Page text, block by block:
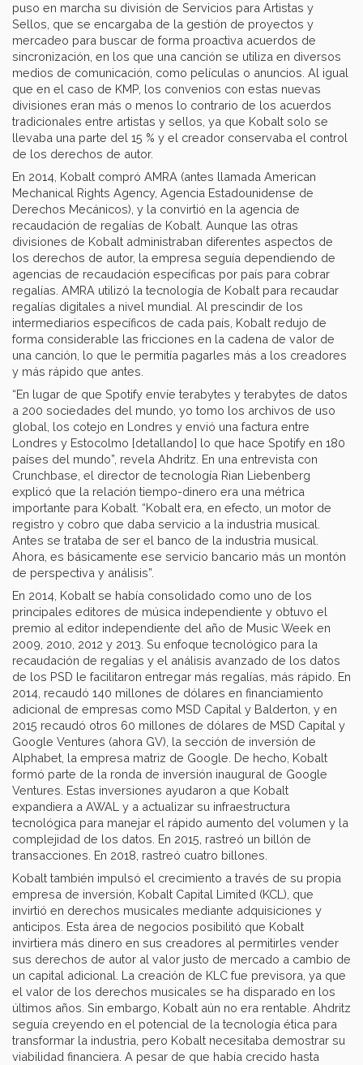
puso en marcha su división de Servicios para Artistas y
Sellos, que se encargaba de la gestión de proyectos y
mercadeo para buscar de forma proactiva acuerdos de
sincronización, en los que una canción se utiliza en diversos
medios de comunicación, como películas o anuncios. Al igual
que en el caso de KMP, los convenios con estas nuevas
divisiones eran más o menos lo contrario de los acuerdos
tradicionales entre artistas y sellos, ya que Kobalt solo se
llevaba una parte del 15 % y el creador conservaba el control
de los derechos de autor.
En 2014, Kobalt compró AMRA (antes llamada American
Mechanical Rights Agency, Agencia Estadounidense de
Derechos Mecánicos), y la convirtió en la agencia de
recaudación de regalías de Kobalt. Aunque las otras
divisiones de Kobalt administraban diferentes aspectos de
los derechos de autor, la empresa seguía dependiendo de
agencias de recaudación específicas por país para cobrar
regalías. AMRA utilizó la tecnología de Kobalt para recaudar
regalías digitales a nivel mundial. Al prescindir de los
intermediarios específicos de cada país, Kobalt redujo de
forma considerable las fricciones en la cadena de valor de
una canción, lo que le permitía pagarles más a los creadores
y más rápido que antes.
“En lugar de que Spotify envíe terabytes y terabytes de datos
a 200 sociedades del mundo, yo tomo los archivos de uso
global, los cotejo en Londres y envió una factura entre
Londres y Estocolmo [detallando] lo que hace Spotify en 180
países del mundo”, revela Ahdritz. En una entrevista con
Crunchbase, el director de tecnología Rian Liebenberg
explicó que la relación tiempo-dinero era una métrica
importante para Kobalt. “Kobalt era, en efecto, un motor de
registro y cobro que daba servicio a la industria musical.
Antes se trataba de ser el banco de la industria musical.
Ahora, es básicamente ese servicio bancario más un montón
de perspectiva y análisis”.
En 2014, Kobalt se había consolidado como uno de los
principales editores de música independiente y obtuvo el
premio al editor independiente del año de Music Week en
2009, 2010, 2012 y 2013. Su enfoque tecnológico para la
recaudación de regalías y el análisis avanzado de los datos
de los PSD le facilitaron entregar más regalías, más rápido. En
2014, recaudó 140 millones de dólares en financiamiento
adicional de empresas como MSD Capital y Balderton, y en
2015 recaudó otros 60 millones de dólares de MSD Capital y
Google Ventures (ahora GV), la sección de inversión de
Alphabet, la empresa matriz de Google. De hecho, Kobalt
formó parte de la ronda de inversión inaugural de Google
Ventures. Estas inversiones ayudaron a que Kobalt
expandiera a AWAL y a actualizar su infraestructura
tecnológica para manejar el rápido aumento del volumen y la
complejidad de los datos. En 2015, rastreó un billón de
transacciones. En 2018, rastreó cuatro billones.
Kobalt también impulsó el crecimiento a través de su propia
empresa de inversión, Kobalt Capital Limited (KCL), que
invirtió en derechos musicales mediante adquisiciones y
anticipos. Esta área de negocios posibilitó que Kobalt
invirtiera más dinero en sus creadores al permitirles vender
sus derechos de autor al valor justo de mercado a cambio de
un capital adicional. La creación de KLC fue previsora, ya que
el valor de los derechos musicales se ha disparado en los
últimos años. Sin embargo, Kobalt aún no era rentable. Ahdritz
seguía creyendo en el potencial de la tecnología ética para
transformar la industria, pero Kobalt necesitaba demostrar su
viabilidad financiera. A pesar de que había crecido hasta